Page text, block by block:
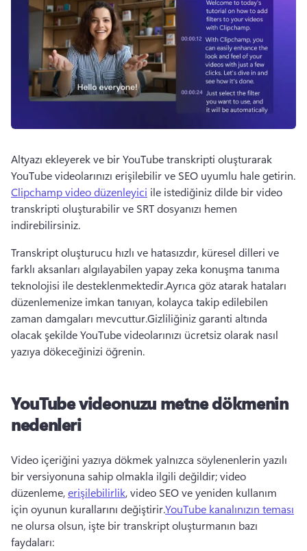
Altyazı ekleyerek ve bir YouTube transkripti oluşturarak
YouTube videolarınızı erişilebilir ve SEO uyumlu hale getirin.
Clipchamp video düzenleyici ile istediğiniz dilde bir video
transkripti oluşturabilir ve SRT dosyanızı hemen
indirebilirsiniz.
Transkript oluşturucu hızlı ve hatasızdır, küresel dilleri ve
farklı aksanları algılayabilen yapay zeka konuşma tanıma
teknolojisi ile desteklenmektedir.Ayrıca göz atarak hataları
düzenlemenize imkan tanıyan, kolayca takip edilebilen
zaman damgaları mevcuttur.Gizliliğiniz garanti altında
olacak şekilde YouTube videolarınızı ücretsiz olarak nasıl
yazıya dökeceğinizi öğrenin.
YouTube videonuzu metne dökmenin
nedenleri
Video içeriğini yazıya dökmek yalnızca söylenenlerin yazılı
bir versiyonuna sahip olmakla ilgili değildir; video
düzenleme, erişilebilirlik, video SEO ve yeniden kullanım
için oyunun kurallarını değiştirir.YouTube kanalınızın teması
ne olursa olsun, işte bir transkript oluşturmanın bazı
faydaları: